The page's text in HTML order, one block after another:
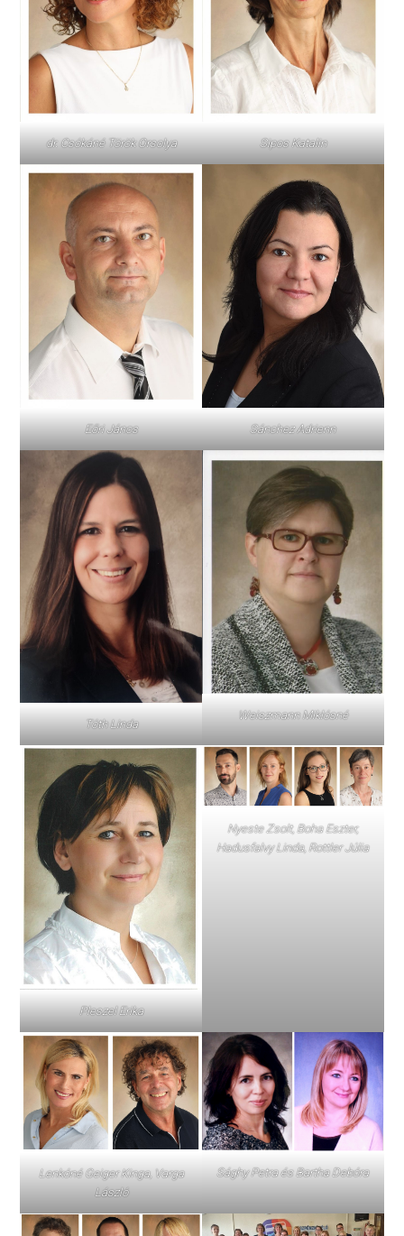
dr. Csókáné Török Orsolya Sipos Katalin
Eőri János Sánchez Adrienn
Tóth Linda
Weiszmann Miklósné
Pleszel Erika
Nyeste Zsolt, Boha Eszter,
Hadusfalvy Linda, Rottler Júlia
Lenkóné Geiger Kinga, Varga
László
Sághy Petra és Bartha Debóra